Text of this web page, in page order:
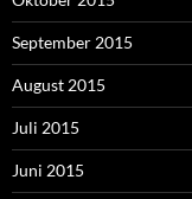
September 2015
August 2015
Juli 2015
Juni 2015